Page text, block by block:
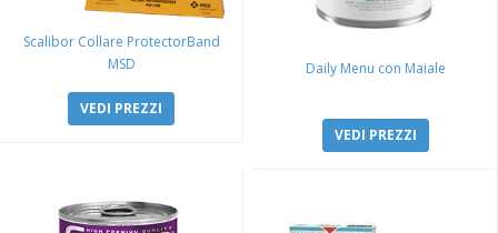
Scalibor Collare ProtectorBand
MSD
VEDI PREZZI
Daily Menu con Maiale
VEDI PREZZI